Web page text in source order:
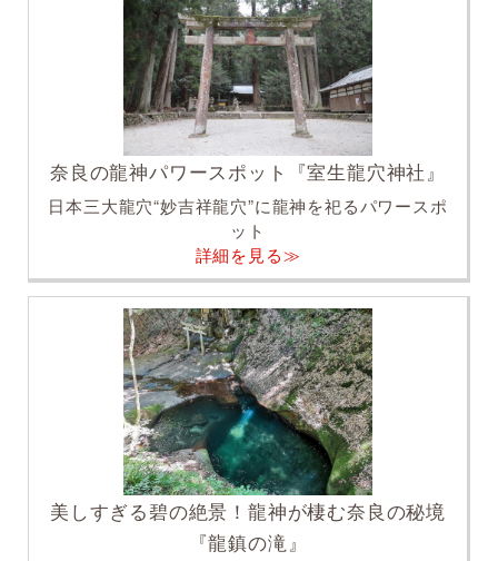
奈良の龍神パワースポット『室生龍穴神社』
日本三大龍穴“妙吉祥龍穴”に龍神を祀るパワースポ
ット
詳細を見る≫
美しすぎる碧の絶景！龍神が棲む奈良の秘境
『龍鎮の滝』